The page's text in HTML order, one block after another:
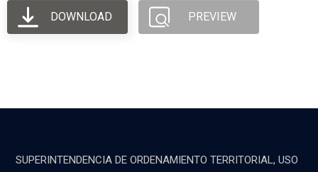
DOWNLOAD PREVIEW
SUPERINTENDENCIA DE ORDENAMIENTO TERRITORIAL, USO